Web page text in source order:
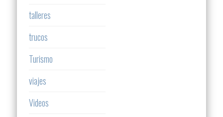
talleres
trucos
Turismo
viajes
Videos